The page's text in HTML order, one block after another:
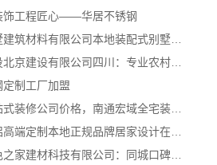
饰工程匠心——华居不锈钢
定制工厂加盟